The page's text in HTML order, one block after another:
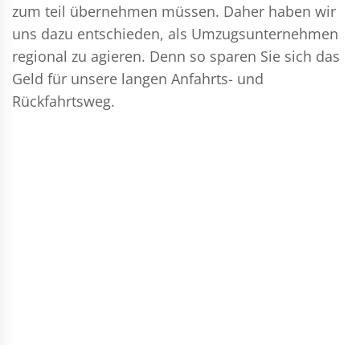
zum teil übernehmen müssen. Daher haben wir
uns dazu entschieden, als Umzugsunternehmen
regional zu agieren. Denn so sparen Sie sich das
Geld für unsere langen Anfahrts- und
Rückfahrtsweg.